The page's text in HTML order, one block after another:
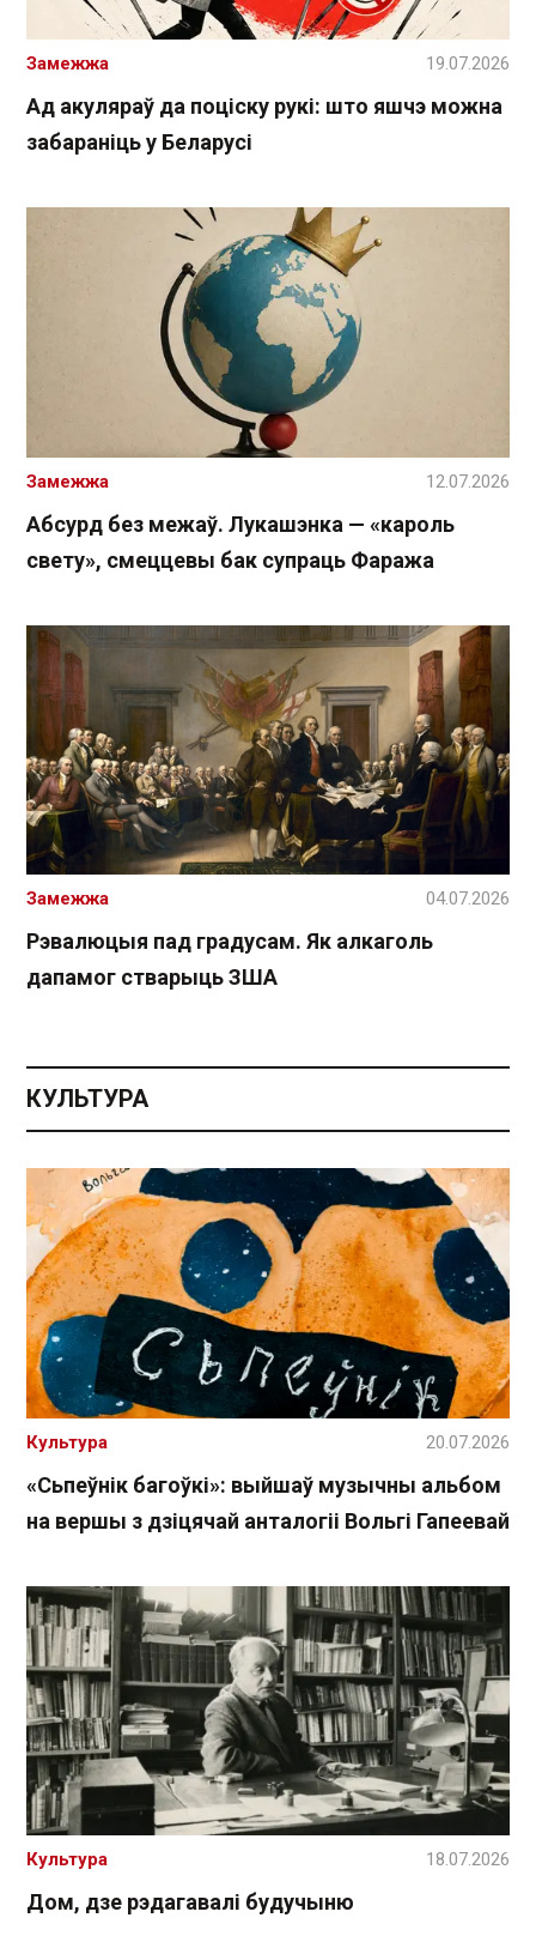
Ад акуляраў да поціску рукі: што яшчэ можна
забараніць у Беларусі
Замежжа 19.07.2026
Абсурд без межаў. Лукашэнка — «кароль
свету», смеццевы бак супраць Фаража
Замежжа 12.07.2026
Рэвалюцыя пад градусам. Як алкаголь
дапамог стварыць ЗША
Замежжа 04.07.2026
КУЛЬТУРА
«Сьпеўнік багоўкі»: выйшаў музычны альбом
на вершы з дзіцячай анталогіі Вольгі Гапеевай
Культура 20.07.2026
Дом, дзе рэдагавалі будучыню
Культура 18.07.2026